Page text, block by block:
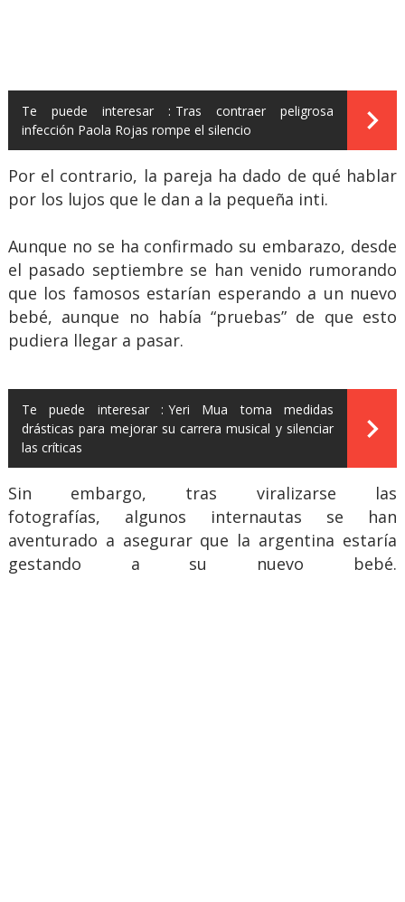
Te puede interesar : Tras contraer peligrosa
infección Paola Rojas rompe el silencio
Por el contrario, la pareja ha dado de qué hablar
por los lujos que le dan a la pequeña inti.
Aunque no se ha confirmado su embarazo, desde
el pasado septiembre se han venido rumorando
que los famosos estarían esperando a un nuevo
bebé, aunque no había “pruebas” de que esto
pudiera llegar a pasar.
Te puede interesar : Yeri Mua toma medidas
drásticas para mejorar su carrera musical y silenciar
las críticas
Sin embargo, tras viralizarse las
fotografías, algunos internautas se han
aventurado a asegurar que la argentina estaría
gestando a su nuevo bebé.